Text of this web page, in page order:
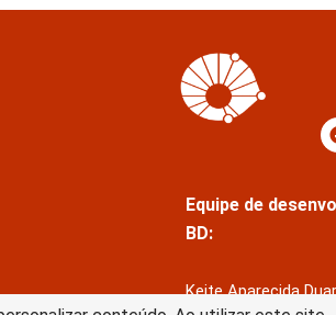
Equipe de
BD:
Keite Aparecida